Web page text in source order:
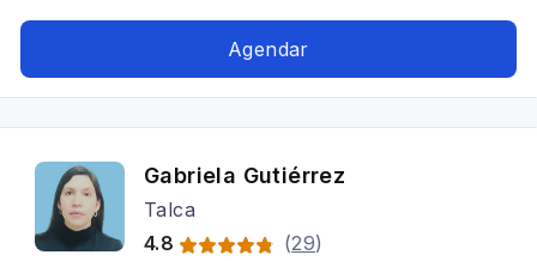
Agendar
Gabriela Gutiérrez
Talca
4.8
(29)